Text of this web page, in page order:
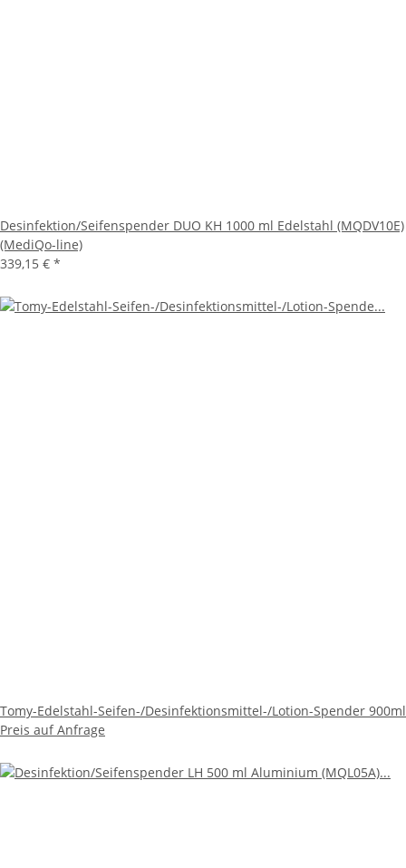
Desinfektion/Seifenspender DUO KH 1000 ml Edelstahl (MQDV10E)
(MediQo-line)
339,15 € *
Tomy-Edelstahl-Seifen-/Desinfektionsmittel-/Lotion-Spender 900ml
Preis auf Anfrage